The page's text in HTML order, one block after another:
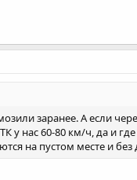
заранее. А если
нас 60-80 км/ч, да и
на пустом месте и